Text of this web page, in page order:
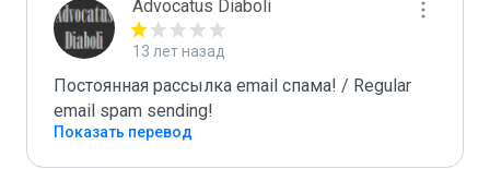
Advocatus Diaboli
13 лет назад
Постоянная рассылка email спама! / Regular
email spam sending!
Показать перевод